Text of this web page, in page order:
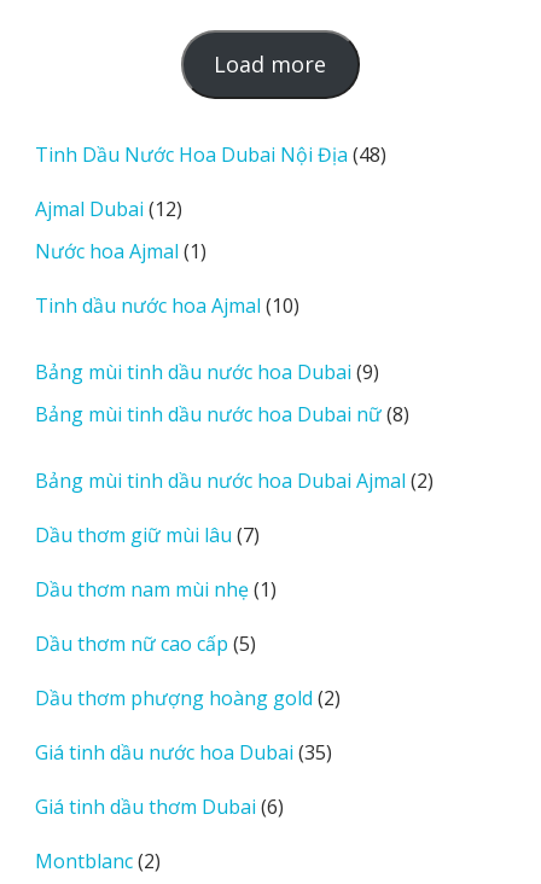
Load more
o
d
v
e
s
Tinh Dầu Nước Hoa Dubai Nội Địa 4848
Ajmal Dubai 1212
sản
phẩm
Nước hoa Ajmal 11
phẩm
Tinh dầu nước hoa Ajmal 1010
phẩm
Bảng mùi tinh dầu nước hoa Dubai 99
sản
phẩm
Bảng mùi tinh dầu nước hoa Dubai nữ 88
phẩm
Bảng mùi tinh dầu nước hoa Dubai Ajmal 22
Dầu thơm giữ mùi lâu 77
phẩm
Dầu thơm nam mùi nhẹ 11
Dầu thơm nữ cao cấp 55
phẩm
Dầu thơm phượng hoàng gold 22
Giá tinh dầu nước hoa Dubai 3535
Giá tinh dầu thơm Dubai 66
Montblanc 22